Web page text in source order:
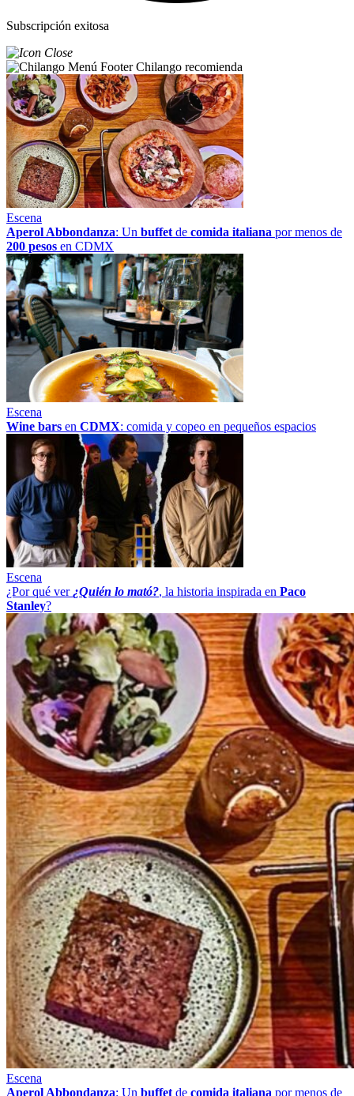
Subscripción exitosa
Chilango recomienda
Escena
Aperol Abbondanza: Un buffet de comida italiana por menos de
200 pesos en CDMX
Escena
Wine bars en CDMX: comida y copeo en pequeños espacios
Escena
¿Por qué ver ¿Quién lo mató?, la historia inspirada en Paco
Stanley?
Escena
Aperol Abbondanza: Un buffet de comida italiana por menos de